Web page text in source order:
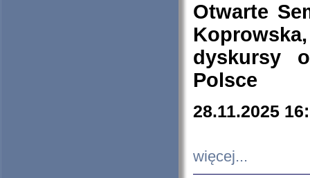
Otwarte
dyskursy
Polsce
28.11.2025
więcej...